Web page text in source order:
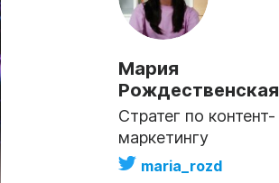
Мария
Рождественская
Стратег по контент-
маркетингу
maria_rozd